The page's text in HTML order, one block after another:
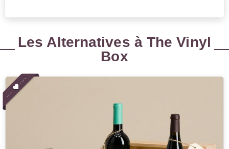
Les Alternatives à The Vinyl
Box